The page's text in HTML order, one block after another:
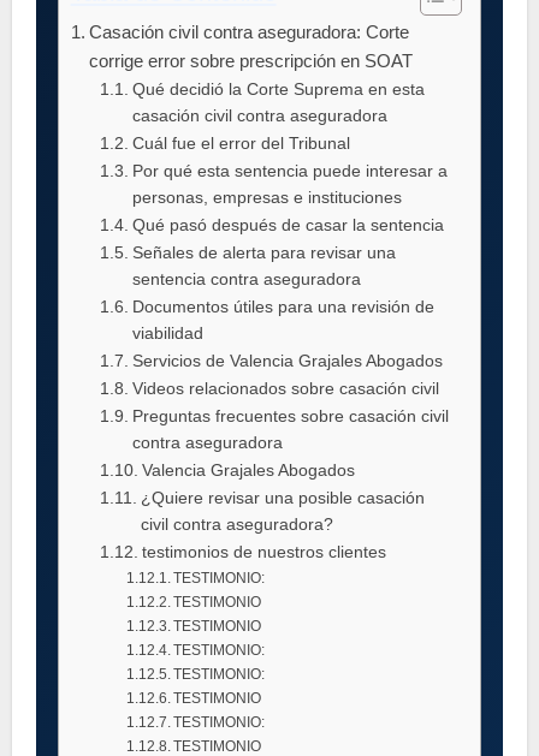
Casación civil contra aseguradora: Corte
corrige error sobre prescripción en SOAT
Qué decidió la Corte Suprema en esta
casación civil contra aseguradora
Cuál fue el error del Tribunal
Por qué esta sentencia puede interesar a
personas, empresas e instituciones
Qué pasó después de casar la sentencia
Señales de alerta para revisar una
sentencia contra aseguradora
Documentos útiles para una revisión de
viabilidad
Servicios de Valencia Grajales Abogados
Videos relacionados sobre casación civil
Preguntas frecuentes sobre casación civil
contra aseguradora
Valencia Grajales Abogados
¿Quiere revisar una posible casación
civil contra aseguradora?
testimonios de nuestros clientes
TESTIMONIO:
TESTIMONIO
TESTIMONIO
TESTIMONIO:
TESTIMONIO:
TESTIMONIO
TESTIMONIO:
TESTIMONIO